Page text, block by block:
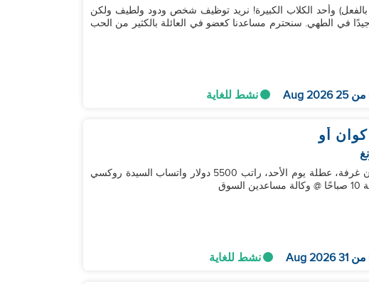
3 أطفال (مراهقين بالفعل) وأحد الكلاب الكبيرة! نريد توظيف شخص ودود ولطيف ولكن
في الطهي. سنحترم مساعدنا كعضو في العائلة بالكثير من الحب
من 25 Aug 2026 نشط للغاية
أو
زوجان يعملان + طفلين 7 و 6 سنوات يملكون غرفة، عطلة يوم الأحد، راتب 5500 دولار واتساب السيدة روكسي
من 31 Aug 2026 نشط للغاية